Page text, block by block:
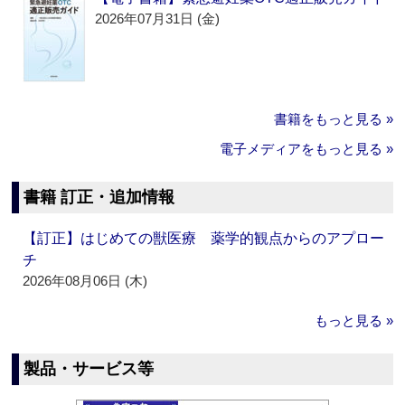
2026年07月31日 (金)
書籍をもっと見る »
電子メディアをもっと見る »
書籍 訂正・追加情報
【訂正】はじめての獣医療 薬学的観点からのアプロー
チ
2026年08月06日 (木)
もっと見る »
製品・サービス等